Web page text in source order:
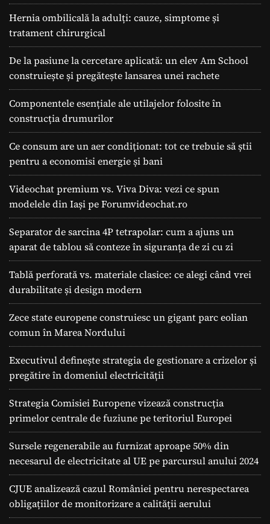
u
i
e
p
e
n
r
u
T
n
z
ț
i
a
E
e
r
t
i
c
G
l
o
b
a
l
ă
Hernia ombilicală la adulți: cauze, simptome și
tratament chirurgical
De la pasiune la cercetare aplicată: un elev Am School
construiește și pregătește lansarea unei rachete
Componentele esențiale ale utilajelor folosite în
construcția drumurilor
Ce consum are un aer condiționat: tot ce trebuie să știi
pentru a economisi energie și bani
Videochat premium vs. Viva Diva: vezi ce spun
modelele din Iași pe Forumvideochat.ro
Separator de sarcina 4P tetrapolar: cum a ajuns un
aparat de tablou să conteze în siguranța de zi cu zi
Tablă perforată vs. materiale clasice: ce alegi când vrei
durabilitate și design modern
Zece state europene construiesc un gigant parc eolian
comun în Marea Nordului
Executivul definește strategia de gestionare a crizelor și
pregătire în domeniul electricității
Strategia Comisiei Europene vizează construcția
primelor centrale de fuziune pe teritoriul Europei
Sursele regenerabile au furnizat aproape 50% din
necesarul de electricitate al UE pe parcursul anului 2024
CJUE analizează cazul României pentru nerespectarea
obligațiilor de monitorizare a calității aerului